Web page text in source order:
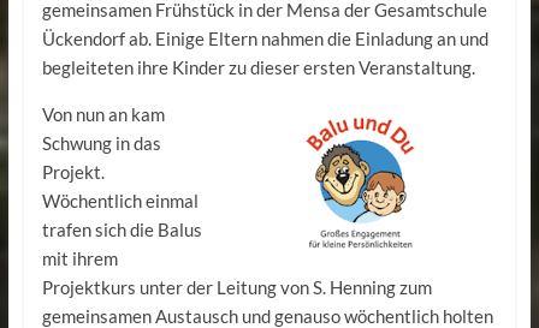
gemeinsamen Frühstück in der Mensa der Gesamtschule
Ückendorf ab. Einige Eltern nahmen die Einladung an und
begleiteten ihre Kinder zu dieser ersten Veranstaltung.
Von nun an kam
Schwung in das
Projekt.
Wöchentlich einmal
trafen sich die Balus
mit ihrem
Projektkurs unter der Leitung von S. Henning zum
gemeinsamen Austausch und genauso wöchentlich holten